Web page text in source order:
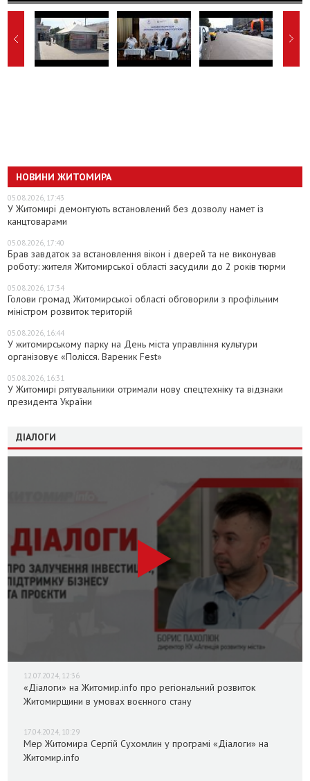
НОВИНИ ЖИТОМИРА
05.08.2026, 17:43
У Житомирі демонтують встановлений без дозволу намет із
канцтоварами
05.08.2026, 17:40
Брав завдаток за встановлення вікон і дверей та не виконував
роботу: жителя Житомирської області засудили до 2 років тюрми
05.08.2026, 17:34
Голови громад Житомирської області обговорили з профільним
міністром розвиток територій
05.08.2026, 16:44
У житомирському парку на День міста управління культури
організовує «Полісся. Вареник Fest»
05.08.2026, 16:31
У Житомирі рятувальники отримали нову спецтехніку та відзнаки
президента України
ДІАЛОГИ
12.07.2024, 12:36
«Діалоги» на Житомир.info про регіональний розвиток
Житомирщини в умовах воєнного стану
17.04.2024, 10:29
Мер Житомира Сергій Сухомлин у програмі «Діалоги» на
Житомир.info